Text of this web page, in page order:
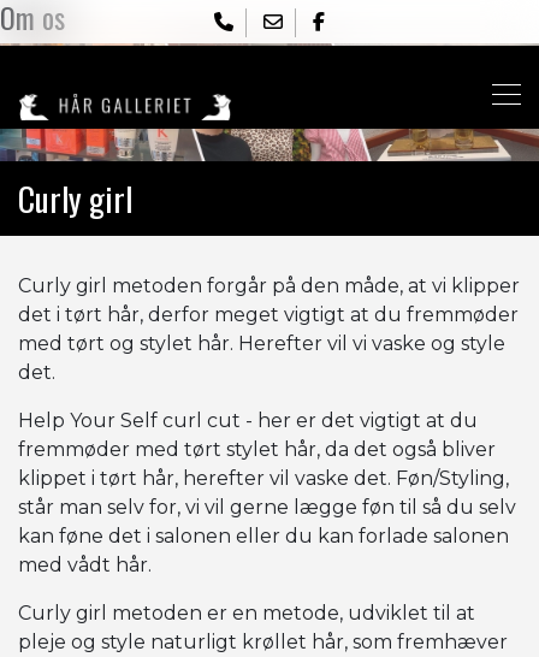
Skip
to
content
Om os
Curly girl
Curly girl metoden forgår på den måde, at vi klipper
det i tørt hår, derfor meget vigtigt at du fremmøder
med tørt og stylet hår. Herefter vil vi vaske og style
det.
Help Your Self curl cut - her er det vigtigt at du
fremmøder med tørt stylet hår, da det også bliver
klippet i tørt hår, herefter vil vaske det. Føn/Styling,
står man selv for, vi vil gerne lægge føn til så du selv
kan føne det i salonen eller du kan forlade salonen
med vådt hår.
Curly girl metoden er en metode, udviklet til at
pleje og style naturligt krøllet hår, som fremhæver